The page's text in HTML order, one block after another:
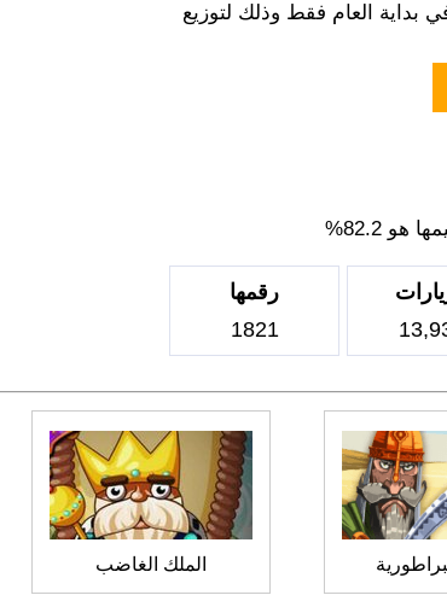
بداية العام فقط وذلك لتوزيع
82.2%
رقمها
1821
الملك الغاضب